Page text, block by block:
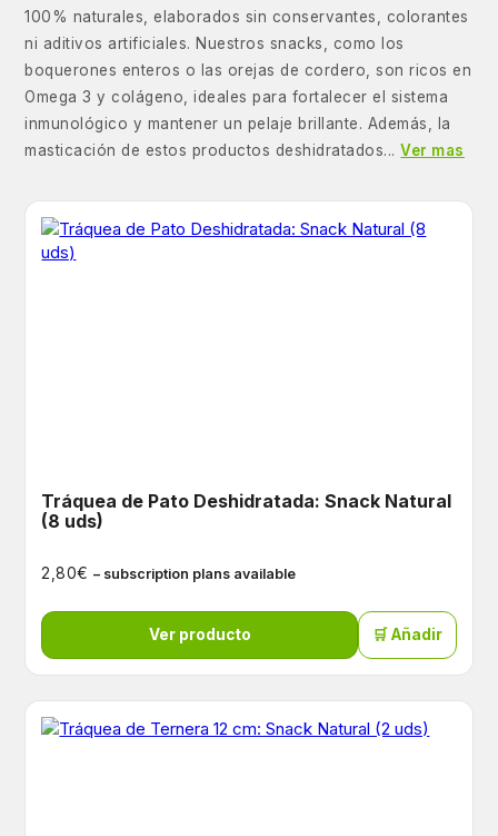
100% naturales, elaborados sin conservantes, colorantes
ni aditivos artificiales. Nuestros snacks, como los
boquerones enteros o las orejas de cordero, son ricos en
Omega 3 y colágeno, ideales para fortalecer el sistema
inmunológico y mantener un pelaje brillante. Además, la
masticación de estos productos deshidratados...Ver mas
Tráquea de Pato Deshidratada: Snack Natural
(8 uds)
2,80€ – subscription plans available
Ver producto 🛒 Añadir